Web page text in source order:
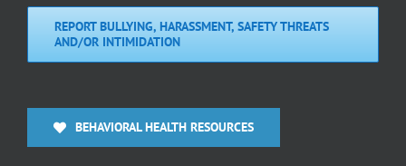
REPORT BULLYING, HARASSMENT, SAFETY THREATS
AND/OR INTIMIDATION
BEHAVIORAL HEALTH RESOURCES